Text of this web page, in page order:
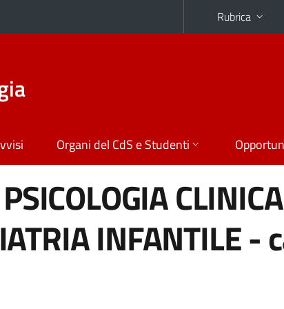
Rubrica
Organi del CdS e Studenti
INFANTILE -